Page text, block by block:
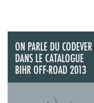
ON PARLE DU CODEVER
DANS LE CATALOGUE
BIHR OFF-ROAD 2013